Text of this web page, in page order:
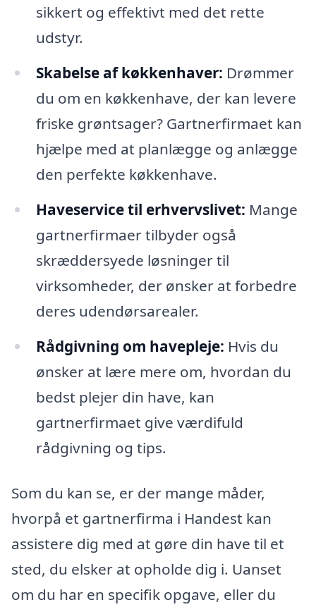
sikkert og effektivt med det rette
udstyr.
Skabelse af køkkenhaver: Drømmer
du om en køkkenhave, der kan levere
friske grøntsager? Gartnerfirmaet kan
hjælpe med at planlægge og anlægge
den perfekte køkkenhave.
Haveservice til erhvervslivet: Mange
gartnerfirmaer tilbyder også
skræddersyede løsninger til
virksomheder, der ønsker at forbedre
deres udendørsarealer.
Rådgivning om havepleje: Hvis du
ønsker at lære mere om, hvordan du
bedst plejer din have, kan
gartnerfirmaet give værdifuld
rådgivning og tips.
Som du kan se, er der mange måder,
hvorpå et gartnerfirma i Handest kan
assistere dig med at gøre din have til et
sted, du elsker at opholde dig i. Uanset
om du har en specifik opgave, eller du